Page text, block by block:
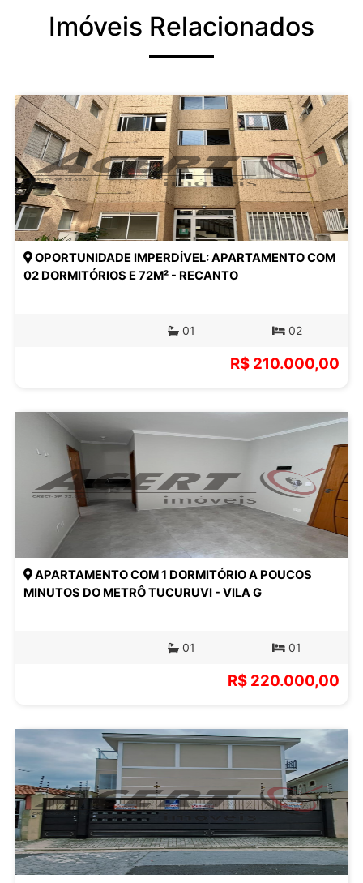
Imóveis Relacionados
OPORTUNIDADE IMPERDÍVEL: APARTAMENTO COM
02 DORMITÓRIOS E 72M² - RECANTO
01 02
R$ 210.000,00
APARTAMENTO COM 1 DORMITÓRIO A POUCOS
MINUTOS DO METRÔ TUCURUVI - VILA G
01 01
R$ 220.000,00